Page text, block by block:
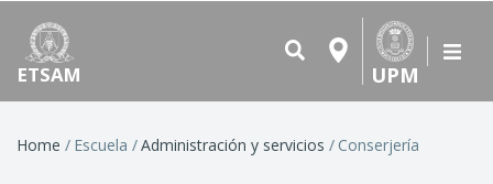
ETSAM UPM
Breadcrumb
Home Escuela Administración y servicios Conserjería